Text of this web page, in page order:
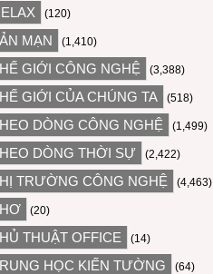
(120)
MẠN (1,410)
GIỚI CÔNG NGHỆ (3,388)
GIỚI CỦA CHÚNG TA (518)
DÒNG CÔNG NGHỆ (1,499)
DÒNG THỜI SỰ (2,422)
TRƯỜNG CÔNG NGHỆ (4,463)
(20)
THUẬT OFFICE (14)
HỌC KIẾN TƯỜNG (64)